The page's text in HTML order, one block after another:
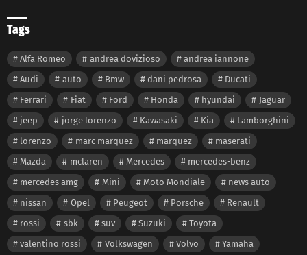
Tags
Alfa Romeo andrea dovizioso
andrea iannone
Audi
auto Bmw dani pedrosa
Ducati
Ferrari
Fiat Ford Honda hyundai
Jaguar
jeep
jorge lorenzo Kawasaki Kia
Lamborghini
lorenzo
marc marquez marquez
maserati
Mazda
mclaren Mercedes
mercedes-benz
mercedes amg
Mini Moto Mondiale
news auto
nissan
Opel Peugeot Porsche
Renault
rossi
sbk suv Suzuki
Toyota
valentino rossi
Volkswagen Volvo Yamaha